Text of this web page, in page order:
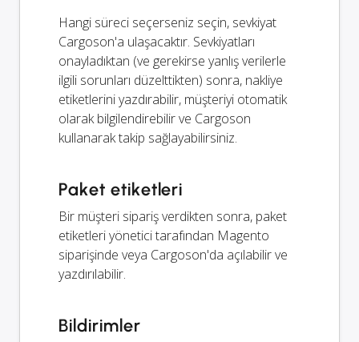
Hangi süreci seçerseniz seçin, sevkiyat
Cargoson'a ulaşacaktır. Sevkiyatları
onayladıktan (ve gerekirse yanlış verilerle
ilgili sorunları düzelttikten) sonra, nakliye
etiketlerini yazdırabilir, müşteriyi otomatik
olarak bilgilendirebilir ve Cargoson
kullanarak takip sağlayabilirsiniz.
Paket etiketleri
Bir müşteri sipariş verdikten sonra, paket
etiketleri yönetici tarafından Magento
siparişinde veya Cargoson'da açılabilir ve
yazdırılabilir.
Bildirimler